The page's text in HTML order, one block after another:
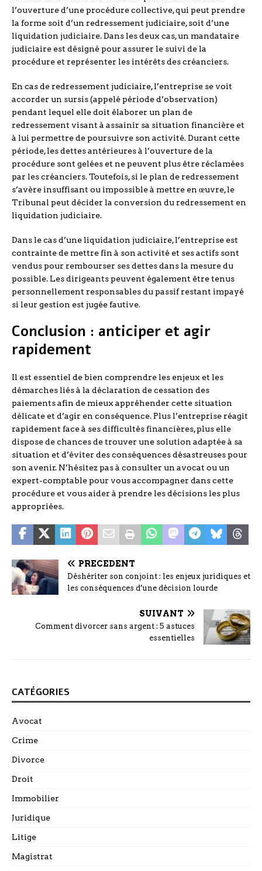
l’ouverture d’une procédure collective, qui peut prendre
la forme soit d’un redressement judiciaire, soit d’une
liquidation judiciaire. Dans les deux cas, un mandataire
judiciaire est désigné pour assurer le suivi de la
procédure et représenter les intérêts des créanciers.
En cas de redressement judiciaire, l’entreprise se voit
accorder un sursis (appelé période d’observation)
pendant lequel elle doit élaborer un plan de
redressement visant à assainir sa situation financière et
à lui permettre de poursuivre son activité. Durant cette
période, les dettes antérieures à l’ouverture de la
procédure sont gelées et ne peuvent plus être réclamées
par les créanciers. Toutefois, si le plan de redressement
s’avère insuffisant ou impossible à mettre en œuvre, le
Tribunal peut décider la conversion du redressement en
liquidation judiciaire.
Dans le cas d’une liquidation judiciaire, l’entreprise est
contrainte de mettre fin à son activité et ses actifs sont
vendus pour rembourser ses dettes dans la mesure du
possible. Les dirigeants peuvent également être tenus
personnellement responsables du passif restant impayé
si leur gestion est jugée fautive.
Conclusion : anticiper et agir
rapidement
Il est essentiel de bien comprendre les enjeux et les
démarches liés à la déclaration de cessation des
paiements afin de mieux appréhender cette situation
délicate et d’agir en conséquence. Plus l’entreprise réagit
rapidement face à ses difficultés financières, plus elle
dispose de chances de trouver une solution adaptée à sa
situation et d’éviter des conséquences désastreuses pour
son avenir. N’hésitez pas à consulter un avocat ou un
expert-comptable pour vous accompagner dans cette
procédure et vous aider à prendre les décisions les plus
appropriées.
PRÉCÉDENT
Déshériter son conjoint : les enjeux juridiques et
les conséquences d’une décision lourde
SUIVANT
Comment divorcer sans argent : 5 astuces
essentielles
CATÉGORIES
Avocat
Crime
Divorce
Droit
Immobilier
Juridique
Litige
Magistrat